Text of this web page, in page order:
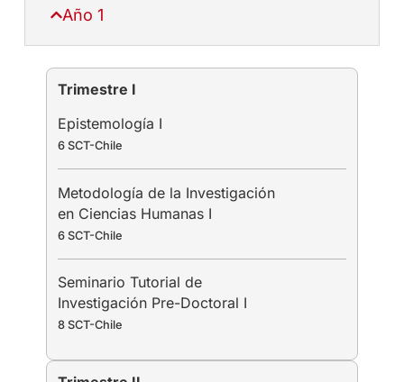
Año 1
Trimestre I
Epistemología I
6 SCT-Chile
Metodología de la Investigación
en Ciencias Humanas I
6 SCT-Chile
Seminario Tutorial de
Investigación Pre-Doctoral I
8 SCT-Chile